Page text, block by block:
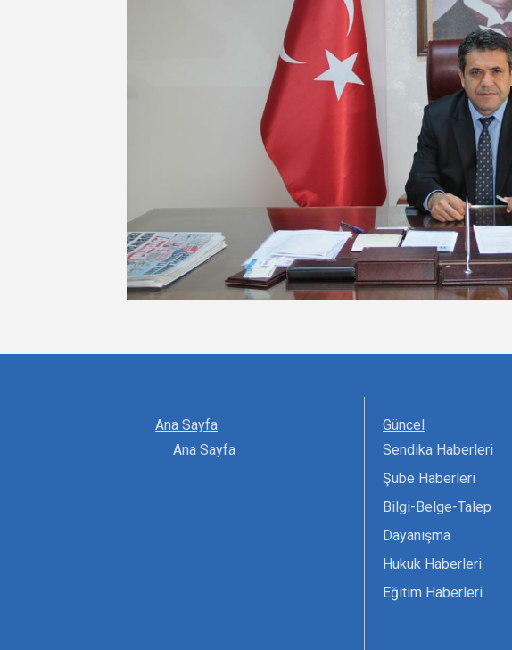
Ana Sayfa
Ana Sayfa
Güncel
Sendika Haberleri
Şube Haberleri
Bilgi-Belge-Talep
Dayanışma
Hukuk Haberleri
Eğitim Haberleri